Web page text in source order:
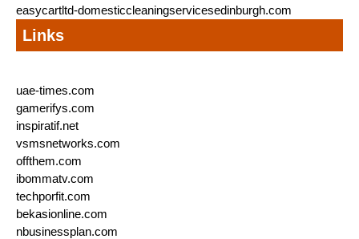
easycartltd-domesticcleaningservicesedinburgh.com
Links
uae-times.com
gamerifys.com
inspiratif.net
vsmsnetworks.com
offthem.com
ibommatv.com
techporfit.com
bekasionline.com
nbusinessplan.com